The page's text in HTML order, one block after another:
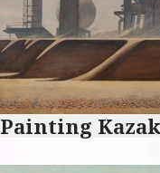
Painting